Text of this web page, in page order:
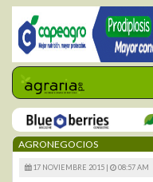
AGRONEGOCIOS
17 NOVIEMBRE 2015 | 08:57 AM